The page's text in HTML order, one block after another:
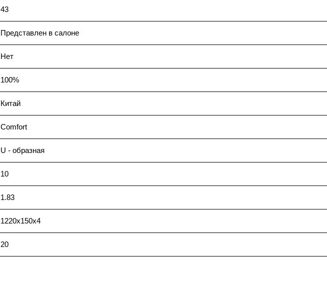
43
Представлен в салоне
Нет
100%
Китай
Comfort
U - образная
10
1.83
1220x150x4
20